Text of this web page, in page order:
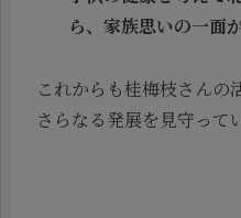
ら、家族思いの一面
これからも桂梅枝さんの
さらなる発展を見守って